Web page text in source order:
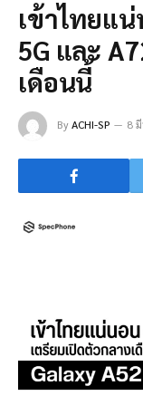
เข้าไทยแ
5G และ
เดือนนี้
ByACHI-SP 8